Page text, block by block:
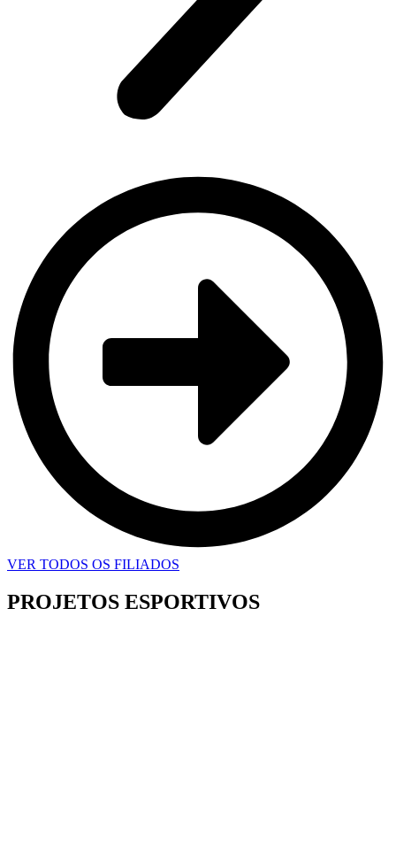
VER TODOS OS FILIADOS
PROJETOS ESPORTIVOS